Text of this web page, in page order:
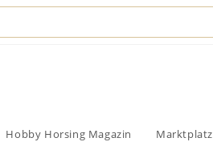
Hobby Horsing Magazin Marktplatz